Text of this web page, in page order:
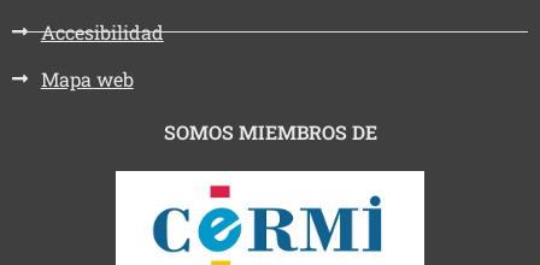
Accesibilidad
Mapa web
SOMOS MIEMBROS DE